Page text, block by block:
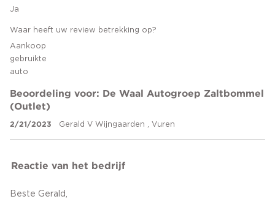
Ja
Waar heeft uw review betrekking op?
Aankoop
gebruikte
auto
Beoordeling voor: De Waal Autogroep Zaltbommel
(Outlet)
2/21/2023 Gerald V Wijngaarden , Vuren
Reactie van het bedrijf
Beste Gerald,